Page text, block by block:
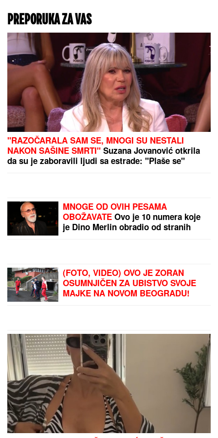
CENA PUTARINE DO
GRČKEKompletan vodič
za sve rute: Izračunajte
tačno gde vam se najviše
isplati
Zvao Uber umesto Hitne
RAĆA PETROVIĆ
ZABRINUO GROBARE:Za
ove lidere ekipe imaju
ponude da odu
PREPORUKA ZA VAS